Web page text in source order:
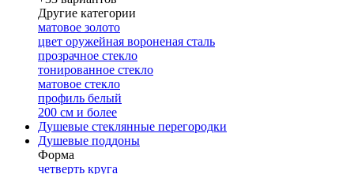
Другие категории
матовое золото
цвет оружейная вороненая сталь
прозрачное стекло
тонированное стекло
матовое стекло
профиль белый
200 см и более
Душевые стеклянные перегородки
Душевые поддоны
Форма
четверть круга